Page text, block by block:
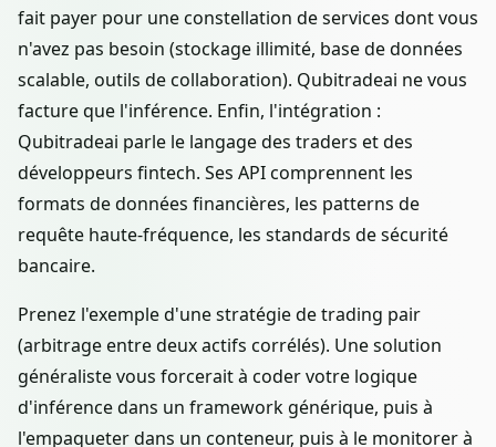
fait payer pour une constellation de services dont vous
n'avez pas besoin (stockage illimité, base de données
scalable, outils de collaboration). Qubitradeai ne vous
facture que l'inférence. Enfin, l'intégration :
Qubitradeai parle le langage des traders et des
développeurs fintech. Ses API comprennent les
formats de données financières, les patterns de
requête haute-fréquence, les standards de sécurité
bancaire.
Prenez l'exemple d'une stratégie de trading pair
(arbitrage entre deux actifs corrélés). Une solution
généraliste vous forcerait à coder votre logique
d'inférence dans un framework générique, puis à
l'empaqueter dans un conteneur, puis à le monitorer à